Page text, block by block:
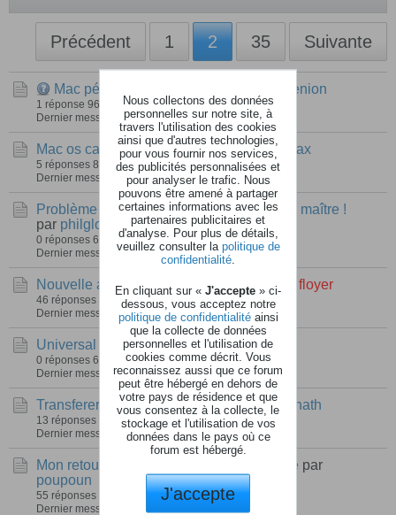
Précédent 1 2 35 Suivante
Mac périphérique audio agrègé Erenion
1 réponse 96 vues 0 réactions
Dernier message
02 avril 2023, 11h08
Mac os catalina et cubase 12 partontonmax
5 réponses 800 vues 0 réactions
Dernier message
12 décembre 2022, 21h49
Problème de déconnexion de mon clavier maître !
par philglo
0 réponses 69 vues 0 réactions
Dernier message 30 août 2022, 07h38
Nouvelle architecture des Mac... ARM par floyer
46 réponses 1 287 vues 0 réactions
Dernier message 09 juillet 2022, 22h50
Universal Audio LUNA parfloyer
0 réponses 66 vues 0 réactions
Dernier message 29 mai 2022, 00h39
Transferer reason de pc vers mac parDjonath
13 réponses 120 vues 0 réactions
Dernier message
11 novembre 2021, 17h36
Mon retour d'expérience MAC / Mainstage par
poupoun
55 réponses 5 107 vues 0 réactions
Dernier message
Nous collectons des données
personnelles sur notre site, à
travers l'utilisation des cookies
ainsi que d'autres technologies,
pour vous fournir nos services,
des publicités personnalisées et
pour analyser le trafic. Nous
pouvons être amené à partager
certaines informations avec les
partenaires publicitaires et
d'analyse. Pour plus de détails,
veuillez consulter la politique de
confidentialité
En cliquant sur « J'accepte » ci-
dessous, vous acceptez notre
politique de confidentialitéainsi
que la collecte de données
personnelles et l'utilisation de
cookies comme décrit. Vous
reconnaissez aussi que ce forum
peut être hébergé en dehors de
votre pays de résidence et que
vous consentez à la collecte, le
stockage et l'utilisation de vos
données dans le pays où ce
forum est hébergé.
J'accepte